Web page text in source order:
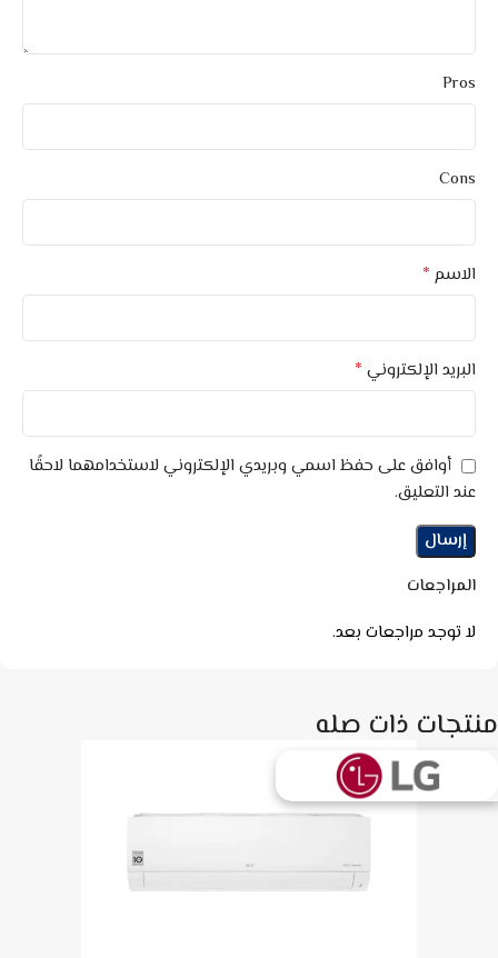
المراجعات
لا توجد مراجعات بعد.
Pros
Cons
الاسم *
البريد الإلكتروني *
أوافق على حفظ اسمي وبريدي الإلكتروني لاستخدامهما لاحقًا
عند التعليق.
منتجات ذات صله